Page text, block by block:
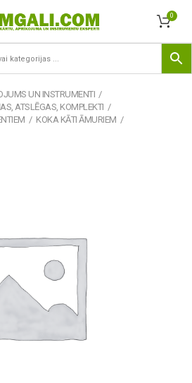
0
UN INSTRUMENTI
ATSLĒGAS, KOMPLEKTI
KOKA KĀTI ĀMURIEM